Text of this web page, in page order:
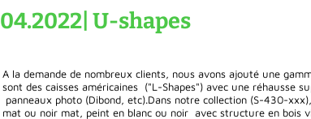
04.2022| U-shapes
A la demande de nombreux clients, nous avons ajouté une
sont des caisses américaines ("L-Shapes") avec une réhausse
panneaux photo (Dibond, etc).Dans notre collection (S-430-
mat ou noir mat, peint en blanc ou noir avec structure en bois